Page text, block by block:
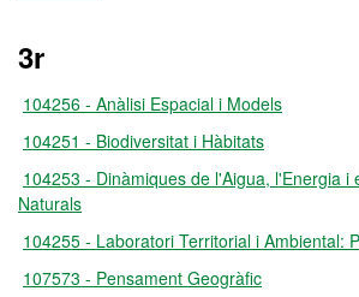
3r
104256 - Anàlisi Espacial i Models
104251 - Biodiversitat i Hàbitats
104253 - Dinàmiques de l'Aigua, l'Energia i
Naturals
104255 - Laboratori Territorial i Ambiental:
107573 - Pensament Geogràfic